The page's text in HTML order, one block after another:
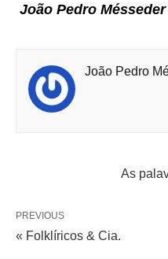
João Pedro Mésseder
João Pedro
As
PREVIOUS
« Folklíricos & Cia.